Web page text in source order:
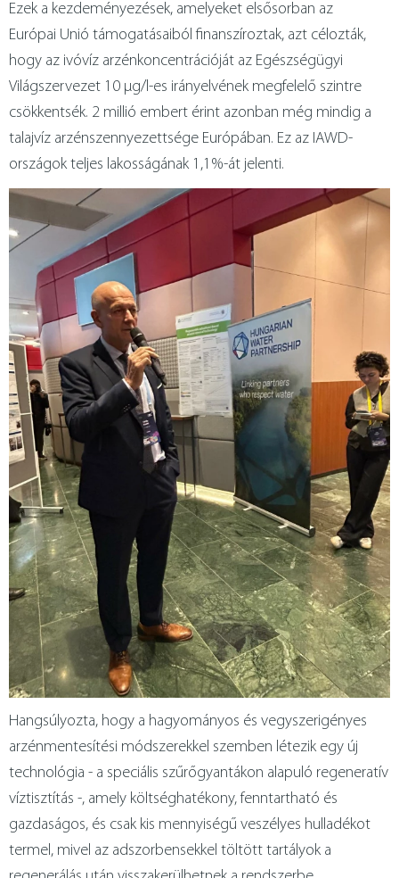
Ezek a kezdeményezések, amelyeket elsősorban az
Európai Unió támogatásaiból finanszíroztak, azt célozták,
hogy az ivóvíz arzénkoncentrációját az Egészségügyi
Világszervezet 10 μg/l-es irányelvének megfelelő szintre
csökkentsék. 2 millió embert érint azonban még mindig a
talajvíz arzénszennyezettsége Európában. Ez az IAWD-
országok teljes lakosságának 1,1%-át jelenti.
Hangsúlyozta, hogy a hagyományos és vegyszerigényes
arzénmentesítési módszerekkel szemben létezik egy új
technológia - a speciális szűrőgyantákon alapuló regeneratív
víztisztítás -, amely költséghatékony, fenntartható és
gazdaságos, és csak kis mennyiségű veszélyes hulladékot
termel, mivel az adszorbensekkel töltött tartályok a